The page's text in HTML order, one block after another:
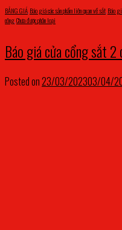
BẢNG GIÁ Báo giá các sản phẩm liên quan về sắt Báo
côngChưa được phân loại
Báo giá cửa cổng sắt 2
Posted on23/03/202303/04/